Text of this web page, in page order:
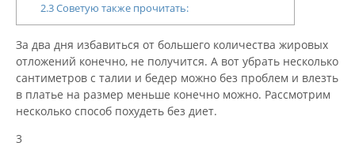
2.3Советую также прочитать:
За два дня избавиться от большего количества жировых
отложений конечно, не получится. А вот убрать несколько
сантиметров с талии и бедер можно без проблем и влезть
в платье на размер меньше конечно можно. Рассмотрим
несколько способ похудеть без диет.
3